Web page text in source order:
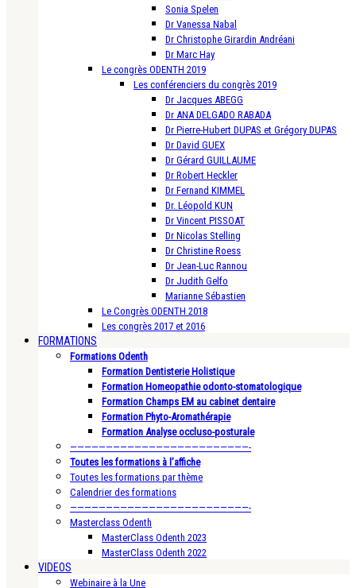
Sonia Spelen
Dr Vanessa Nabal
Dr Christophe Girardin Andréani
Dr Marc Hay
Le congrès ODENTH 2019
Les conférenciers du congrès 2019
Dr Jacques ABEGG
Dr ANA DELGADO RABADA
Dr Pierre-Hubert DUPAS et Grégory DUPAS
Dr David GUEX
Dr Gérard GUILLAUME
Dr Robert Heckler
Dr Fernand KIMMEL
Dr. Léopold KUN
Dr Vincent PISSOAT
Dr Nicolas Stelling
Dr Christine Roess
Dr Jean-Luc Rannou
Dr Judith Gelfo
Marianne Sébastien
Le Congrès ODENTH 2018
Les congrès 2017 et 2016
FORMATIONS
Formations Odenth
Formation Dentisterie Holistique
Formation Homeopathie odonto-stomatologique
Formation Champs EM au cabinet dentaire
Formation Phyto-Aromathérapie
Formation Analyse occluso-posturale
—————————————————————————-
Toutes les formations à l’affiche
Toutes les formations par thème
Calendrier des formations
—————————————————————————-
Masterclass Odenth
MasterClass Odenth 2023
MasterClass Odenth 2022
VIDEOS
Webinaire à la Une